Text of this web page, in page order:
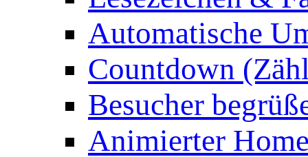
Automatische
Countdown
Besucher
Animierter